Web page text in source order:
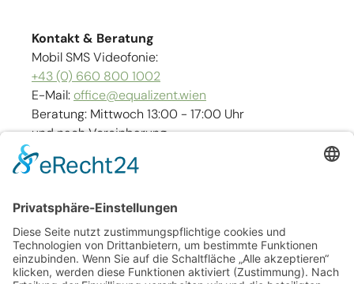
Kontakt & Beratung
Mobil SMS Videofonie:
+43 (0) 660 800 1002
E-Mail:office@equalizent.wien
Beratung: Mittwoch 13:00 - 17:00 Uhr
und nach Vereinbarung
Kontakt
Impressum
Barrierefreiheit
Sitemap